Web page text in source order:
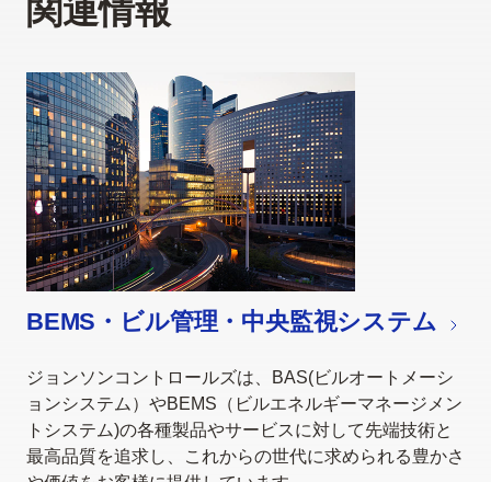
関連情報
BEMS・ビル管理・中央監視システム
ジョンソンコントロールズは、BAS(ビルオートメーシ
ョンシステム）やBEMS（ビルエネルギーマネージメン
トシステム)の各種製品やサービスに対して先端技術と
最高品質を追求し、これからの世代に求められる豊かさ